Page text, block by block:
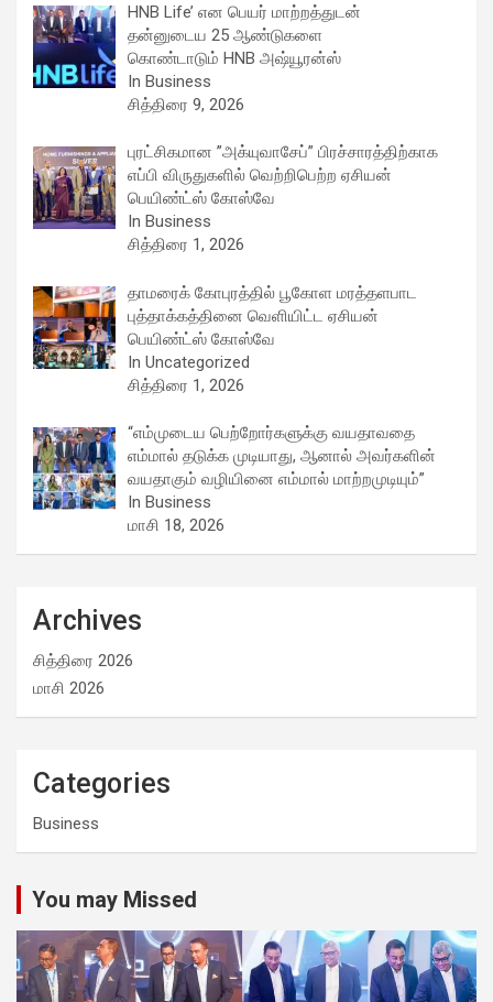
HNB Life’ என பெயர் மாற்றத்துடன்
தன்னுடைய 25 ஆண்டுகளை
கொண்டாடும் HNB அஷ்யூரன்ஸ்
In Business
சித்திரை 9, 2026
புரட்சிகமான ”அக்யுவாசேப்” பிரச்சாரத்திற்காக
எப்பி விருதுகளில் வெற்றிபெற்ற ஏசியன்
பெயிண்ட்ஸ் கோஸ்வே
In Business
சித்திரை 1, 2026
தாமரைக் கோபுரத்தில் பூகோள மரத்தளபாட
புத்தாக்கத்தினை வெளியிட்ட ஏசியன்
பெயிண்ட்ஸ் கோஸ்வே
In Uncategorized
சித்திரை 1, 2026
“எம்முடைய பெற்றோர்களுக்கு வயதாவதை
எம்மால் தடுக்க முடியாது, ஆனால் அவர்களின்
வயதாகும் வழியினை எம்மால் மாற்றமுடியும்”
In Business
மாசி 18, 2026
Archives
சித்திரை 2026
மாசி 2026
Categories
Business
You may Missed